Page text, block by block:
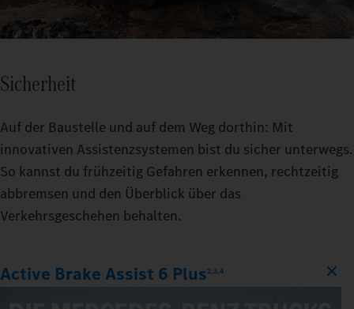
Sicherheit
Auf der Baustelle und auf dem Weg dorthin: Mit
innovativen Assistenzsystemen bist du sicher unterwegs.
So kannst du frühzeitig Gefahren erkennen, rechtzeitig
abbremsen und den Überblick über das
Verkehrsgeschehen behalten.
Active Brake Assist 6 Plus2,3,4